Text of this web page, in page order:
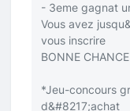
- 3eme gagnat
Vous avez
vous inscrire
BONNE
*Jeu-concours
d&#8217;achat